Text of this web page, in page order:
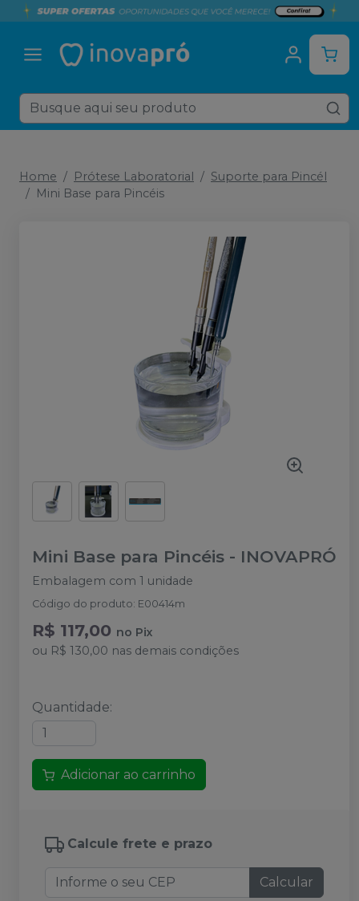
Home Prótese Laboratorial
Suporte para Pincél
Mini Base para Pincéis
Mini Base para Pincéis - INOVAPRÓ
Embalagem com 1 unidade
Código do produto: E00414m
R$ 117,00 no Pix
ou R$ 130,00 nas demais condições
Quantidade:
Adicionar ao carrinho
Calcule frete e prazo
Calcular